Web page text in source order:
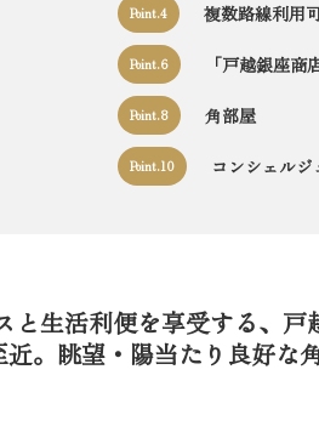
Point.4 複数路線利用
Point.6 「戸越銀座
Point.8 角部屋
Point.10 コンシェルジ
と生活利便を享受する、
。眺望・陽当たり良好な